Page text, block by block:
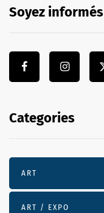
Soyez informés
Categories
ART
ART / EXPO